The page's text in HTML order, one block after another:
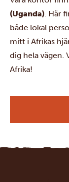
(Uganda). Här
både lokal
mitt i Afrikas
dig hela vägen.
Afrika!